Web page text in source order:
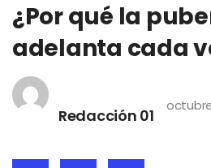
¿Por qué la
adelanta cada
Redacción 01